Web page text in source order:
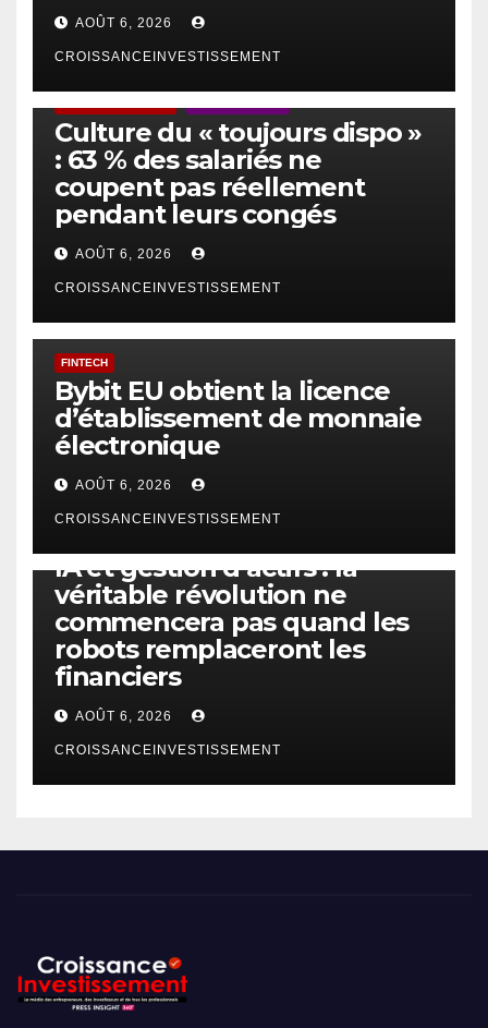
AOÛT 6, 2026
CROISSANCEINVESTISSEMENT
Culture du « toujours dispo »
: 63 % des salariés ne
coupent pas réellement
pendant leurs congés
AOÛT 6, 2026
CROISSANCEINVESTISSEMENT
FINTECH
Bybit EU obtient la licence
d’établissement de monnaie
électronique
AOÛT 6, 2026
CROISSANCEINVESTISSEMENT
IA et gestion d’actifs : la
véritable révolution ne
commencera pas quand les
robots remplaceront les
financiers
AOÛT 6, 2026
CROISSANCEINVESTISSEMENT